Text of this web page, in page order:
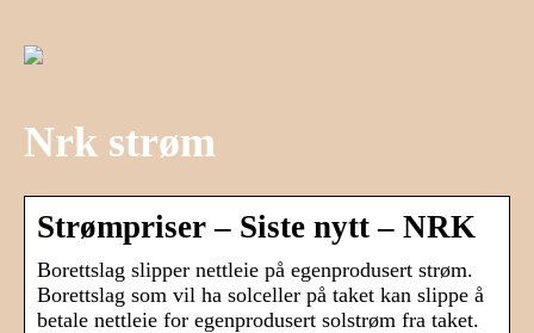
Nrk strøm
Strømpriser – Siste nytt – NRK
Borettslag slipper nettleie på egenprodusert strøm.
Borettslag som vil ha solceller på taket kan slippe å
betale nettleie for egenprodusert solstrøm fra taket.